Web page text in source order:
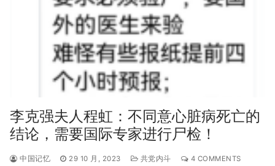
李克强夫人程虹：不同意心脏病死亡的
结论，需要国际专家进行尸检！
中国记忆 29 10 月, 2023 共党内斗 4 COMMENTS